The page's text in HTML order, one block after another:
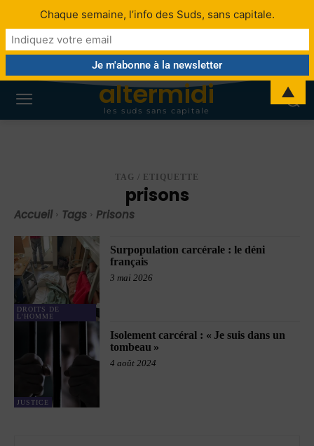
altermidi
les suds sans capitale
TAG / ETIQUETTE
prisons
Accueil Tags Prisons
DROITS DE
L'HOMME
Surpopulation carcérale : le déni
français
3 mai 2026
JUSTICE
Isolement carcéral : « Je suis dans un
tombeau »
4 août 2024
Chaque semaine, l’info des Suds, sans capitale.
▲